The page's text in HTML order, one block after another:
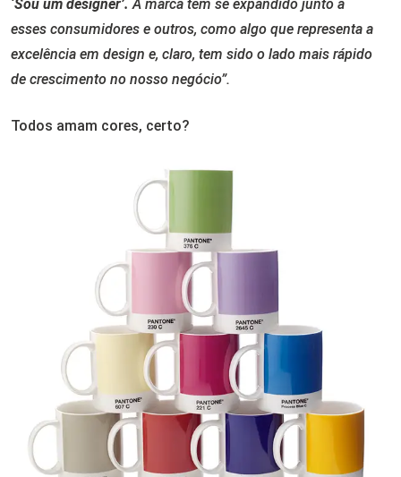
‘Sou um designer’. A marca tem se expandido junto a
esses consumidores e outros, como algo que representa a
excelência em design e, claro, tem sido o lado mais rápido
de crescimento no nosso negócio”.
Todos amam cores, certo?